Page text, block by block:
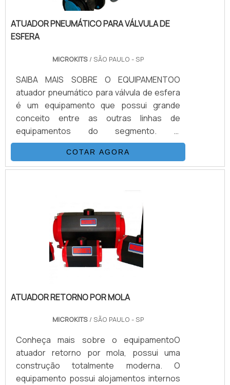
ATUADOR PNEUMÁTICO PARA VÁLVULA DE
ESFERA
MICROKITS/ SÃO PAULO - SP
SAIBA MAIS SOBRE O EQUIPAMENTOO
atuador pneumático para válvula de esfera
é um equipamento que possui grande
conceito entre as outras linhas de
equipamentos do segmento. O
equipamento é encontrado com tamanhos
adequados, desde os menores diâmetros
existentes no mercado. Também pode ser
instrumentos de controle, além de
inúmeras possibilidades de uso. O atuador
é a solução para controle de fluidos.Uma
boa empresa fornecedora de atuado.
COTAR AGORA
ATUADOR RETORNO POR MOLA
MICROKITS/ SÃO PAULO - SP
Conheça mais sobre o equipamentoO
atuador retorno por mola, possui uma
construção totalmente moderna. O
equipamento possui alojamentos internos